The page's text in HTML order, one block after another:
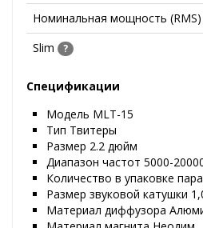
Номинальная мощность (RMS)
Slim
?
Спецификации
Модель MLT-15
Тип Твитеры
Размер 2.2 дюйм
Диапазон частот 5000-
Количество в упаковке пара
Размер звуковой катушки
Материал диффузора